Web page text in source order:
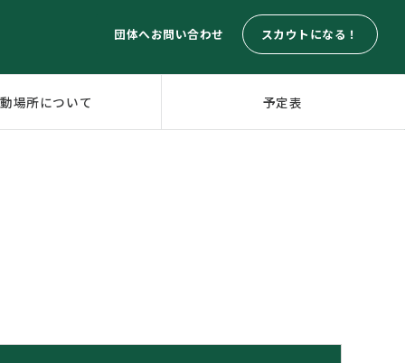
団体へお問い合わせ スカウトになる！
場所について 予定表